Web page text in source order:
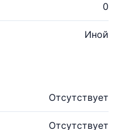
0
Иной
Отсутствует
Отсутствует